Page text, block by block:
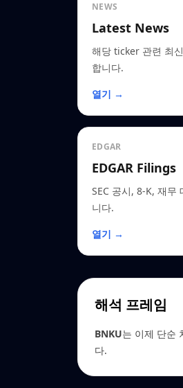
NEWS
Latest News
해당 ticker 관련 최
합니다.
열기 →
EDGAR
EDGAR Filings
SEC 공시, 8-K, 재무
니다.
열기 →
해석 프레임
BNKU는 이제 단
다.